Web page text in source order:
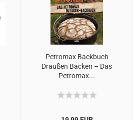
Petromax Backbuch
Draußen Backen – Das
Petromax...